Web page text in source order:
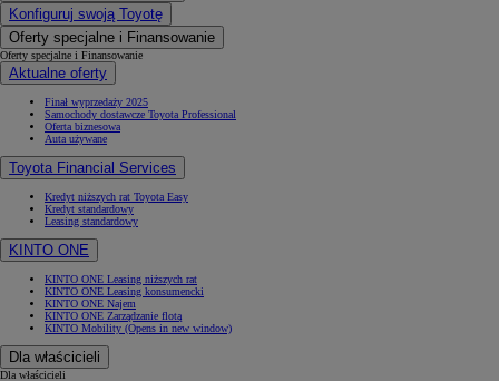
Konfiguruj swoją Toyotę
Oferty specjalne i Finansowanie
Oferty specjalne i Finansowanie
Aktualne oferty
Finał wyprzedaży 2025
Samochody dostawcze Toyota Professional
Oferta biznesowa
Auta używane
Toyota Financial Services
Kredyt niższych rat Toyota Easy
Kredyt standardowy
Leasing standardowy
KINTO ONE
KINTO ONE Leasing niższych rat
KINTO ONE Leasing konsumencki
KINTO ONE Najem
KINTO ONE Zarządzanie flotą
KINTO Mobility (Opens in new window)
Dla właścicieli
Dla właścicieli